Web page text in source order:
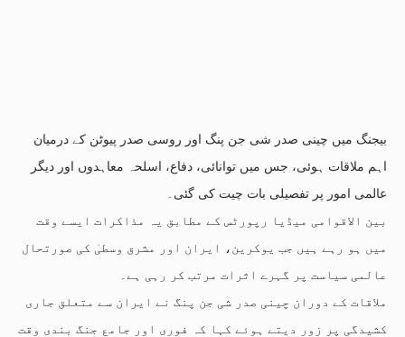
بیجنگ میں چینی صدر شی جن پنگ اور روسی صدر پیوٹن کے درمیان
اہم ملاقات ہوئی، جس میں توانائی، دفاع، اسلحہ معاہدوں اور دیگر
عالمی امور پر تفصیلی بات چیت کی گئی۔
بین الاقوامی میڈیا رپورٹس کے مطابق یہ مذاکرات ایسے وقت
میں ہو رہے ہیں جب یوکرین، ایران اور مشرق وسطیٰ کی صورتحال
عالمی سیاست پر گہرے اثرات مرتب کر رہی ہے۔
ملاقات کے دوران چینی صدر شی جن پنگ نے ایران سے متعلق جاری
کشیدگی پر زور دیتے ہوئے کہا کہ فوری اور جامع جنگ بندی وقت